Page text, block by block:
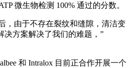
微生物检测 100% 通过的分数。
，由于不存在裂纹和缝隙，清洁变
决方案解决了我们的难题，”
和 Intralox 目前正合作开展一个